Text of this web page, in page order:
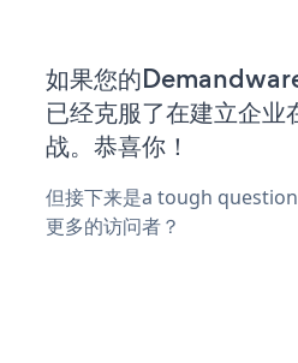
如果您的
已经克服了在建立企
战。恭喜你！
但接下来是a tough
更多的访问者？